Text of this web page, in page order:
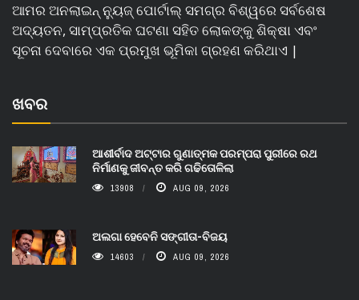
ଆମର ଅନଲାଇନ୍ ନ୍ୟୁଜ୍ ପୋର୍ଟାଲ୍ ସମଗ୍ର ବିଶ୍ୱରେ ସର୍ବଶେଷ
ଅଦ୍ୟତନ, ସାମ୍ପ୍ରତିକ ଘଟଣା ସହିତ ଲୋକଙ୍କୁ ଶିକ୍ଷା ଏବଂ
ସୂଚନା ଦେବାରେ ଏକ ପ୍ରମୁଖ ଭୂମିକା ଗ୍ରହଣ କରିଥାଏ |
ଖବର
ଆଶୀର୍ବାଦ ଅଟ୍ଟାର ଗୁଣାତ୍ମକ ପରମ୍ପରା ପୁରୀରେ ରଥ
ନିର୍ମାଣକୁ ଜୀବନ୍ତ କରି ଗଢିତୋଳିଲା
13908 AUG 09, 2026
ଅଲଗା ହେବେନି ସଙ୍ଗୀତା-ବିଜୟ
14603 AUG 09, 2026